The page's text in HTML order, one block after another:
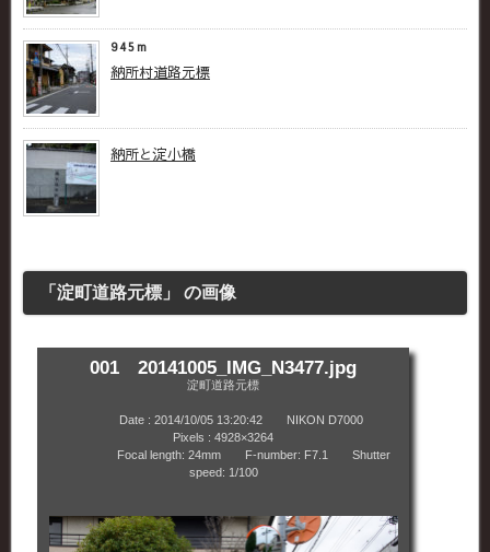
945m
納所村道路元標
納所と淀小橋
「淀町道路元標」 の画像
001 20141005_IMG_N3477.jpg
淀町道路元標
Date : 2014/10/05 13:20:42 NIKON D7000
Pixels : 4928×3264
Focal length: 24mm F-number: F7.1 Shutter
speed: 1/100